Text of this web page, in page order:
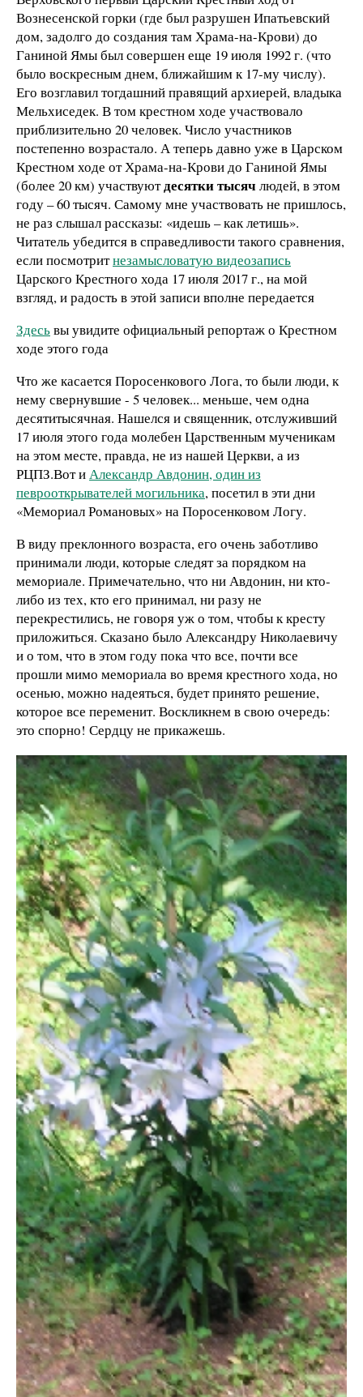
Вознесенской горки (где был разрушен Ипатьевский
дом, задолго до создания там Храма-на-Крови) до
Ганиной Ямы был совершен еще 19 июля 1992 г. (что
было воскресным днем, ближайшим к 17-му числу).
Его возглавил тогдашний правящий архиерей, владыка
Мельхиседек. В том крестном ходе участвовало
приблизительно 20 человек. Число участников
постепенно возрастало. А теперь давно уже в Царском
Крестном ходе от Храма-на-Крови до Ганиной Ямы
(более 20 км) участвуютдесятки тысяч людей, в этом
году – 60 тысяч. Самому мне участвовать не пришлось,
не раз слышал рассказы: «идешь – как летишь».
Читатель убедится в справедливости такого сравнения,
если посмотритнезамысловатую видеозапись
Царского Крестного хода 17 июля 2017 г., на мой
взгляд, и радость в этой записи вполне передается
Здесьвы увидите официальный репортаж о Крестном
ходе этого года
Что же касается Поросенкового Лога, то были люди, к
нему свернувшие - 5 человек... меньше, чем одна
десятитысячная. Нашелся и священник, отслуживший
17 июля этого года молебен Царственным мученикам
на этом месте, правда, не из нашей Церкви, а из
РЦПЗ.Вот иАлександр Авдонин, один из
певрооткрывателей могильника, посетил в эти дни
«Мемориал Романовых» на Поросенковом Логу.
В виду преклонного возраста, его очень заботливо
принимали люди, которые следят за порядком на
мемориале. Примечательно, что ни Авдонин, ни кто-
либо из тех, кто его принимал, ни разу не
перекрестились, не говоря уж о том, чтобы к кресту
приложиться. Сказано было Александру Николаевичу
и о том, что в этом году пока что все, почти все
прошли мимо мемориала во время крестного хода, но
осенью, можно надеяться, будет принято решение,
которое все переменит. Воскликнем в свою очередь:
это спорно! Сердцу не прикажешь.